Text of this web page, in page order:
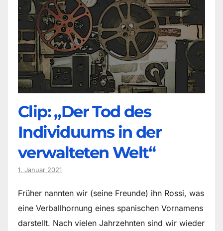
Clip: „Der Tod des
Individuums in der
verwalteten Welt“
1. Januar 2021
Früher nannten wir (seine Freunde) ihn Rossi, was
eine Verballhornung eines spanischen Vornamens
darstellt. Nach vielen Jahrzehnten sind wir wieder